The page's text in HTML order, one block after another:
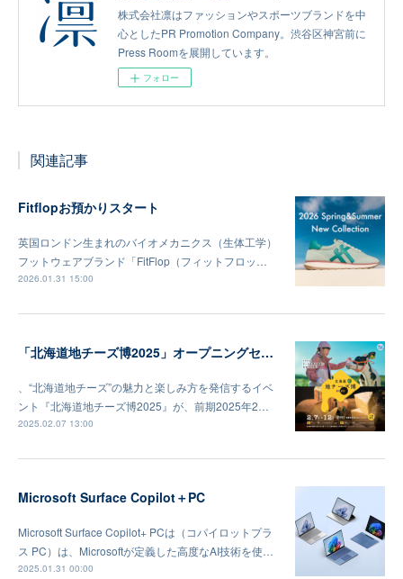
株式会社凛はファッションやスポーツブランドを中
心としたPR Promotion Company。渋谷区神宮前に
Press Roomを展開しています。
フォロー
関連記事
Fitflopお預かりスタート
英国ロンドン生まれのバイオメカニクス（生体工学）
フットウェアブランド「FitFlop（フィットフロッ…
2026.01.31 15:00
「北海道地チーズ博2025」オープニングセレモニー及びメディア向け内覧会
、“北海道地チーズ”の魅力と楽しみ方を発信するイベ
ント『北海道地チーズ博2025』が、前期2025年2…
2025.02.07 13:00
Microsoft Surface Copilot＋PC
Microsoft Surface Copilot+ PCは（コパイロットプラ
ス PC）は、Microsoftが定義した高度なAI技術を使…
2025.01.31 00:00